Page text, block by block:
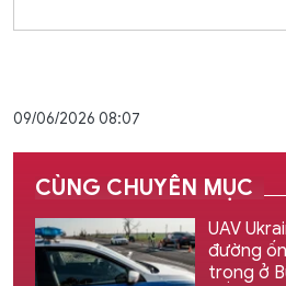
09/06/2026 08:07
CÙNG CHUYÊN MỤC
UAV
đường
trọng ở